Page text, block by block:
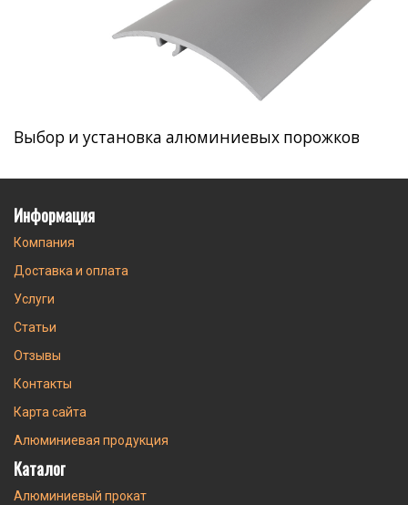
Выбор и установка алюминиевых порожков
Информация
Компания
Доставка и оплата
Услуги
Статьи
Отзывы
Контакты
Карта сайта
Алюминиевая продукция
Каталог
Алюминиевый прокат